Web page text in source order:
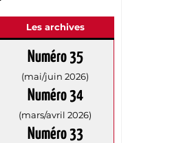
Les archives
Numéro 35
(mai/juin 2026)
Numéro 34
(mars/avril 2026)
Numéro 33